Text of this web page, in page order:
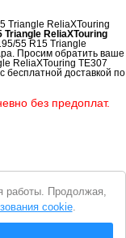
Triangle ReliaXTouring
Triangle ReliaXTouring
55 R15 Triangle
Просим обратить ваше
ReliaXTouring TE307
бесплатной доставкой по
без предоплат.
работы. Продолжая,
cookie.